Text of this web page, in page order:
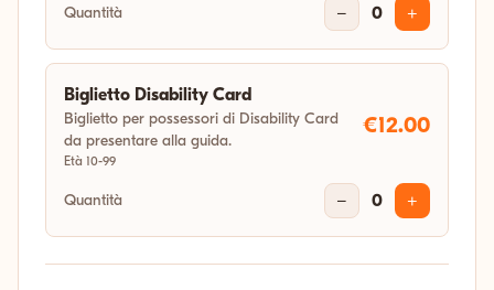
Quantità − 0 +
Biglietto Disability Card
Biglietto per possessori di Disability Card
da presentare alla guida.
Età 10-99
€12.00
Quantità − 0 +